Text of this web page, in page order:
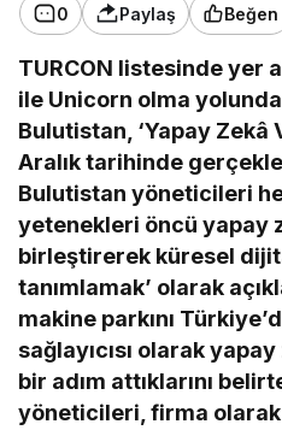
0 Paylaş Beğen
TURCON listesinde yer
ile Unicorn olma
Bulutistan, ‘Yapay Zekâ
Aralık tarihinde
Bulutistan yöneticileri
yetenekleri öncü yapay
birleştirerek küresel
tanımlamak’ olarak
makine parkını
sağlayıcısı olarak
bir adım attıklarını
yöneticileri, firma